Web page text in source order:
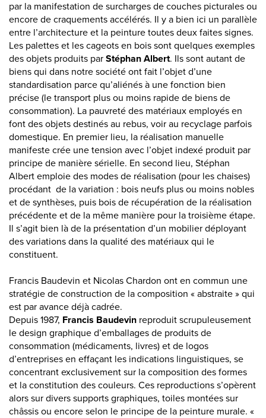
par la manifestation de surcharges de couches picturales ou
encore de craquements accélérés. Il y a bien ici un parallèle
entre l’architecture et la peinture toutes deux faites signes.
Les palettes et les cageots en bois sont quelques exemples
des objets produits par Stéphan Albert. Ils sont autant de
biens qui dans notre société ont fait l’objet d’une
standardisation parce qu’aliénés à une fonction bien
précise (le transport plus ou moins rapide de biens de
consommation). La pauvreté des matériaux employés en
font des objets destinés au rebus, voir au recyclage parfois
domestique. En premier lieu, la réalisation manuelle
manifeste crée une tension avec l’objet indexé produit par
principe de manière sérielle. En second lieu, Stéphan
Albert emploie des modes de réalisation (pour les chaises)
procédant de la variation : bois neufs plus ou moins nobles
et de synthèses, puis bois de récupération de la réalisation
précédente et de la même manière pour la troisième étape.
Il s’agit bien là de la présentation d’un mobilier déployant
des variations dans la qualité des matériaux qui le
constituent.
Francis Baudevin et Nicolas Chardon ont en commun une
stratégie de construction de la composition « abstraite » qui
est par avance déjà cadrée.
Depuis 1987, Francis Baudevin reproduit scrupuleusement
le design graphique d’emballages de produits de
consommation (médicaments, livres) et de logos
d’entreprises en effaçant les indications linguistiques, se
concentrant exclusivement sur la composition des formes
et la constitution des couleurs. Ces reproductions s’opèrent
alors sur divers supports graphiques, toiles montées sur
châssis ou encore selon le principe de la peinture murale. «